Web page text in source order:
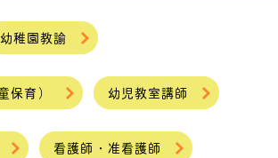
幼稚園教諭
保育） 幼児教室講師
看護師・准看護師